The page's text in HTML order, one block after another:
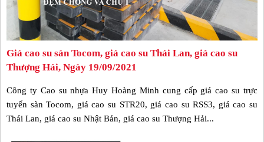
Giá cao su sàn Tocom, giá cao su Thái Lan, giá cao su
Thượng Hải, Ngày 19/09/2021
Công ty Cao su nhựa Huy Hoàng Minh cung cấp giá cao su trực
tuyến sàn Tocom, giá cao su STR20, giá cao su RSS3, giá cao su
Thái Lan, giá cao su Nhật Bản, giá cao su Thượng Hải...